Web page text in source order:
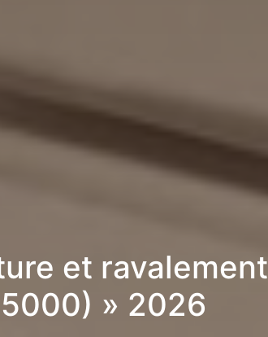
et ravalement
» 2026